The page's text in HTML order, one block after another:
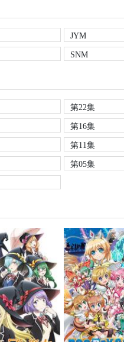
JYM
SNM
第22集
第16集
第11集
第05集